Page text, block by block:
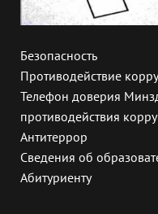
Безопасность
Противодействие
Телефон доверия
противодействия
Антитеррор
Сведения об
Абитуриенту